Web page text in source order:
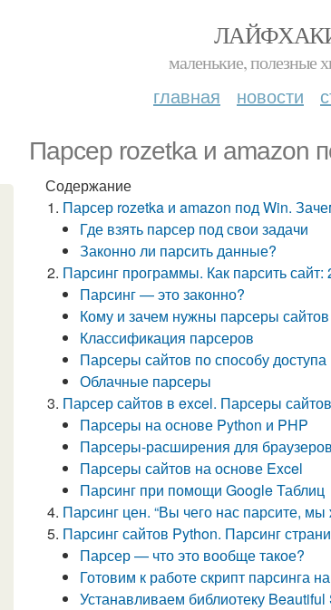
маленькие, полезные
главная новости
Парсер rozetka и amazon
Содержание
Парсер rozetka и amazon под Win.
Где взять парсер под свои задачи
Законно ли парсить данные?
Парсинг программы. Как парсить
Парсинг — это законно?
Кому и зачем нужны парсеры сайтов
Классификация парсеров
Парсеры сайтов по способу
Облачные парсеры
Парсер сайтов в excel. Парсеры
Парсеры на основе Python и PHP
Парсеры-расширения для браузеров
Парсеры сайтов на основе Excel
Парсинг при помощи Google Таблиц
Парсинг цен. “Вы чего нас парсите,
Парсинг сайтов Python. Парсинг
Парсер — что это вообще такое?
Готовим к работе скрипт парсинга
Устанавливаем библиотеку